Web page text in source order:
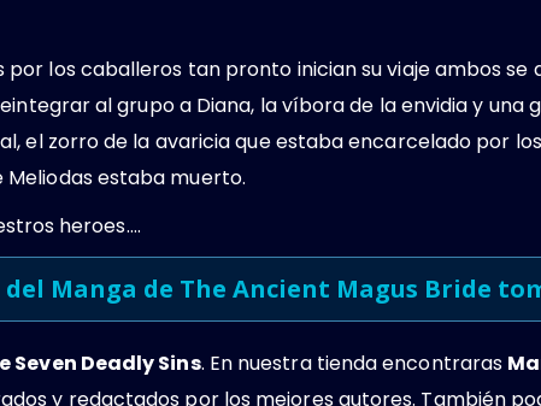
por los caballeros tan pronto inician su viaje ambos se
al grupo a Diana, la víbora de la envidia y una
el zorro de la avaricia que estaba encarcelado por
estaba muerto.
heroes….
Manga de The Ancient Magus Bride
Seven Deadly Sins. En nuestra tienda encontraras
y redactados por los mejores autores. También